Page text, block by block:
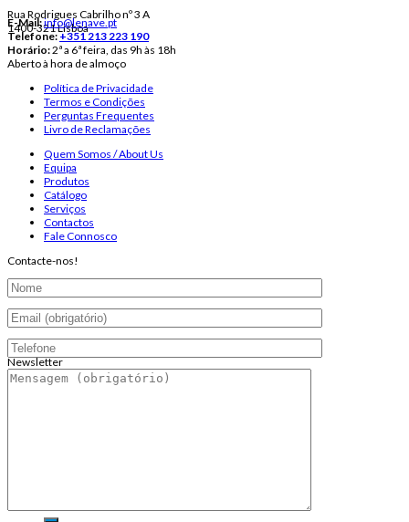
Rua Rodrigues Cabrilho nº 3 A
1400-321 Lisboa
E-Mail:info@lenave.pt
Telefone:+351 213 223 190
Horário:2ª a 6ª feira, das 9h às 18h
Aberto à hora de almoço
Política de Privacidade
Termos e Condições
Perguntas Frequentes
Livro de Reclamações
Quem Somos / About Us
Equipa
Produtos
Catálogo
Serviços
Contactos
Fale Connosco
Contacte-nos!
Newsletter
Endereço de email: